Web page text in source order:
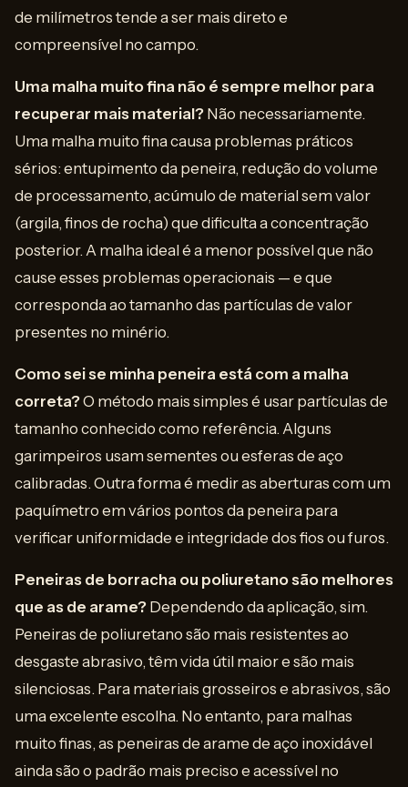
de milímetros tende a ser mais direto e
compreensível no campo.
Uma malha muito fina não é sempre melhor para
recuperar mais material? Não necessariamente.
Uma malha muito fina causa problemas práticos
sérios: entupimento da peneira, redução do volume
de processamento, acúmulo de material sem valor
(argila, finos de rocha) que dificulta a concentração
posterior. A malha ideal é a menor possível que não
cause esses problemas operacionais — e que
corresponda ao tamanho das partículas de valor
presentes no minério.
Como sei se minha peneira está com a malha
correta?O método mais simples é usar partículas de
tamanho conhecido como referência. Alguns
garimpeiros usam sementes ou esferas de aço
calibradas. Outra forma é medir as aberturas com um
paquímetro em vários pontos da peneira para
verificar uniformidade e integridade dos fios ou furos.
Peneiras de borracha ou poliuretano são melhores
que as de arame? Dependendo da aplicação, sim.
Peneiras de poliuretano são mais resistentes ao
desgaste abrasivo, têm vida útil maior e são mais
silenciosas. Para materiais grosseiros e abrasivos, são
uma excelente escolha. No entanto, para malhas
muito finas, as peneiras de arame de aço inoxidável
ainda são o padrão mais preciso e acessível no